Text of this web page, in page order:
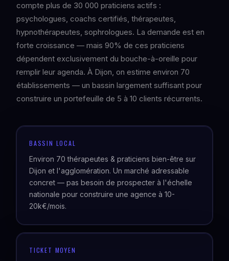
compte plus de 30 000 praticiens actifs :
psychologues, coachs certifiés, thérapeutes,
hypnothérapeutes, sophrologues. La demande est en
forte croissance — mais 90% de ces praticiens
dépendent exclusivement du bouche-à-oreille pour
remplir leur agenda. À Dijon, on estime environ 70
établissements — un bassin largement suffisant pour
construire un portefeuille de 5 à 10 clients récurrents.
BASSIN LOCAL
Environ 70 thérapeutes & praticiens bien-être sur
Dijon et l'agglomération. Un marché adressable
concret — pas besoin de prospecter à l'échelle
nationale pour construire une agence à 10-
20k€/mois.
TICKET MOYEN